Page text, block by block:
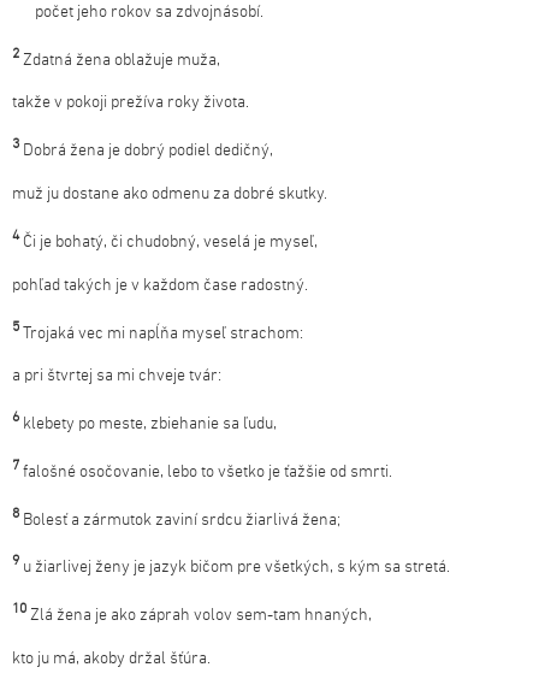
počet jeho rokov sa zdvojnásobí.
2 Zdatná žena oblažuje muža,
takže v pokoji prežíva roky života.
3 Dobrá žena je dobrý podiel dedičný,
muž ju dostane ako odmenu za dobré skutky.
4 Či je bohatý, či chudobný, veselá je myseľ,
pohľad takých je v každom čase radostný.
5 Trojaká vec mi napĺňa myseľ strachom:
a pri štvrtej sa mi chveje tvár:
6 klebety po meste, zbiehanie sa ľudu,
7 falošné osočovanie, lebo to všetko je ťažšie od smrti.
8 Bolesť a zármutok zaviní srdcu žiarlivá žena;
9 u žiarlivej ženy je jazyk bičom pre všetkých, s kým sa stretá.
10 Zlá žena je ako záprah volov sem-tam hnaných,
kto ju má, akoby držal šťúra.